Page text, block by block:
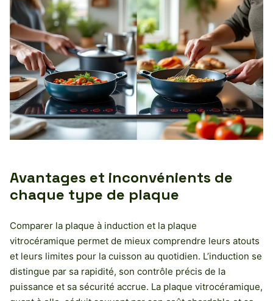
Avantages et inconvénients de
chaque type de plaque
Comparer la plaque à induction et la plaque
vitrocéramique permet de mieux comprendre leurs atouts
et leurs limites pour la cuisson au quotidien. L’induction se
distingue par sa rapidité, son contrôle précis de la
puissance et sa sécurité accrue. La plaque vitrocéramique,